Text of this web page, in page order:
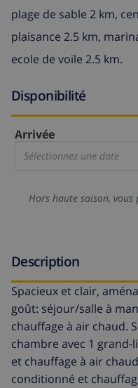
plage de sable 2 km,
plaisance 2.5 km,
ecole de voile 2.5 km.
Disponibilité
Arrivée
Sélectionnez une date
Hors haute saison,
Description
Spacieux et clair,
goût: séjour/salle à
chauffage à air chaud.
chambre avec 1
et chauffage à air
conditionné et